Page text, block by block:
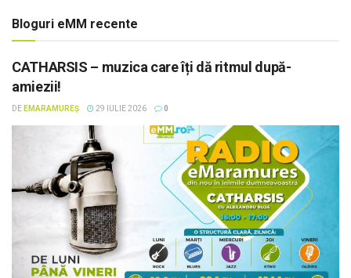
Bloguri eMM recente
CATHARSIS – muzica care îți dă ritmul după-
amiezii!
DE EMARAMUREȘ 29 IULIE 2026 0